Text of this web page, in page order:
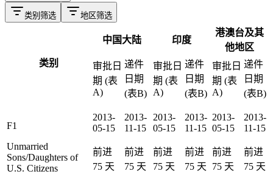
类别筛选 地区筛选
类别
中国大陆 印度
港澳台及其
他地区
审批日
期 (表
A)
递件
日期
(表B)
审批日
期 (表
A)
递件
日期
(表B)
审批日
期 (表
A)
递件
日期
(表B)
F1
Unmarried
Sons/Daughters of
U.S. Citizens
2013-
05-15
前进
75 天
2013-
11-15
前进
75 天
2013-
05-15
前进
75 天
2013-
11-15
前进
75 天
2013-
05-15
前进
75 天
2013-
11-15
前进
75 天